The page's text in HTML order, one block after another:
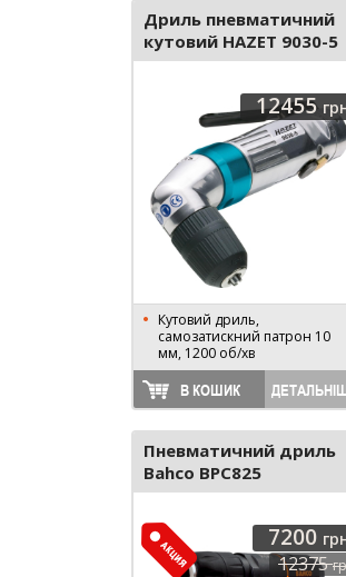
Дриль пневматичний
кутовий HAZET 9030-5
12455
Кутовий дриль,
самозатискний патрон 10
мм, 1200 об/хв
В КОШИК
Пневматичний дриль
Bahco BPC825
7200
12375